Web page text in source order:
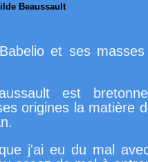
Beaussault
et ses
est
origines la matière
j'ai eu du mal